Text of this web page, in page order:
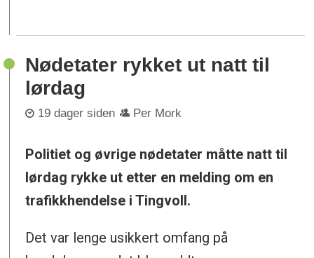
Nødetater rykket ut natt til
lørdag
19 dager siden Per Mork
Politiet og øvrige nødetater måtte natt til
lørdag rykke ut etter en melding om en
trafikkhendelse i Tingvoll.
Det var lenge usikkert omfang på